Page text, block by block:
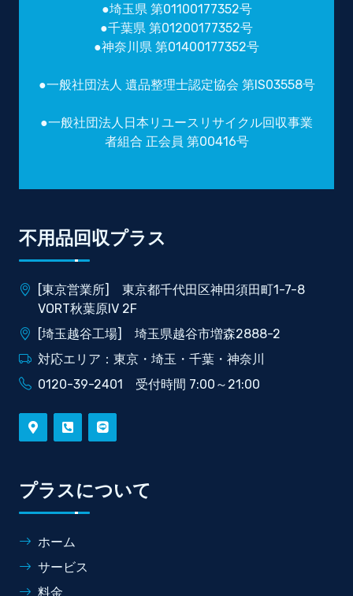
●埼玉県 第01100177352号
●千葉県 第01200177352号
●神奈川県 第01400177352号
●一般社団法人 遺品整理士認定協会 第IS03558号
●一般社団法人日本リユースリサイクル回収事業
者組合 正会員 第00416号
不用品回収プラス
[東京営業所] 東京都千代田区神田須田町1-7-8
VORT秋葉原IV 2F
[埼玉越谷工場] 埼玉県越谷市増森2888-2
対応エリア：東京・埼玉・千葉・神奈川
0120-39-2401 受付時間 7:00～21:00
プラスについて
ホーム
サービス
料金